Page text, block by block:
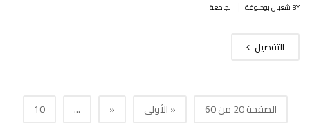
BY شعبان بوحلوفة الجامعة
التفصيل
الصفحة 20 من 60 « الأولى «
...
10